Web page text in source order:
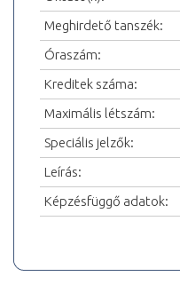
Meghirdető tanszék:
Óraszám:
Kreditek száma:
Maximális létszám:
Speciális jelzők:
Leírás:
Képzésfüggő adatok: